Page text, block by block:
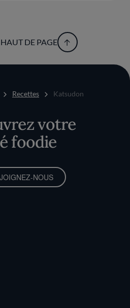
DE PAGE
Recettes Katsudon
votre
foodie
NOUS